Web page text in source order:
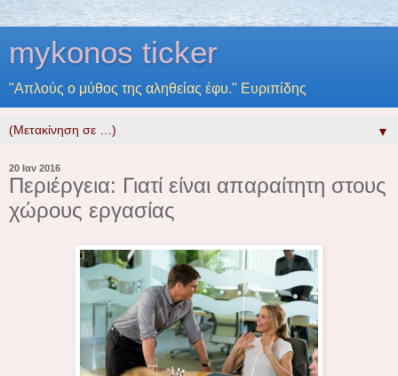
mykonos ticker
"Απλούς ο μύθος της αληθείας έφυ." Ευριπίδης
▼
20 Ιαν 2016
Περιέργεια: Γιατί είναι απαραίτητη στους
χώρους εργασίας